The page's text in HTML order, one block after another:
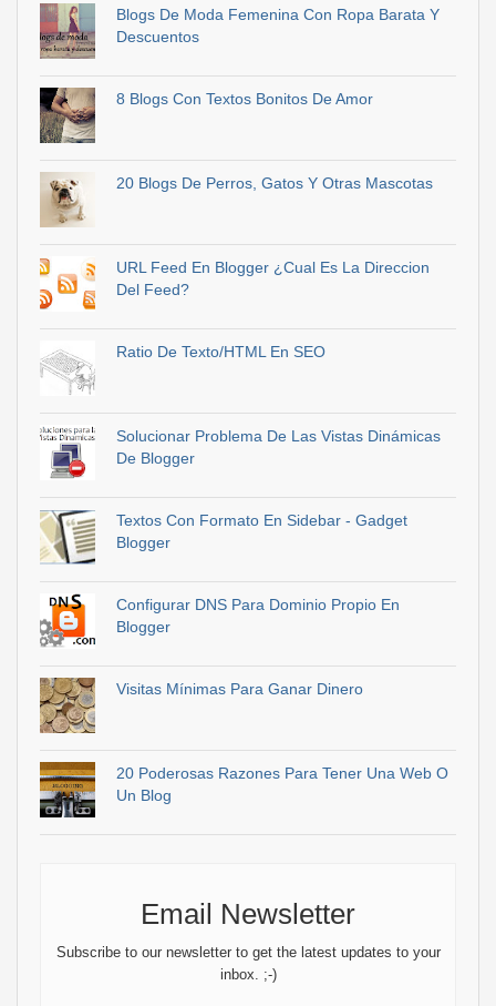
Blogs De Moda Femenina Con Ropa Barata Y
Descuentos
8 Blogs Con Textos Bonitos De Amor
20 Blogs De Perros, Gatos Y Otras Mascotas
URL Feed En Blogger ¿Cual Es La Direccion
Del Feed?
Ratio De Texto/HTML En SEO
Solucionar Problema De Las Vistas Dinámicas
De Blogger
Textos Con Formato En Sidebar - Gadget
Blogger
Configurar DNS Para Dominio Propio En
Blogger
Visitas Mínimas Para Ganar Dinero
20 Poderosas Razones Para Tener Una Web O
Un Blog
Email Newsletter
Subscribe to our newsletter to get the latest updates to your
inbox. ;-)